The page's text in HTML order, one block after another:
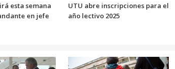
esta semana
en jefe
UTU abre inscripciones para el
año lectivo 2025